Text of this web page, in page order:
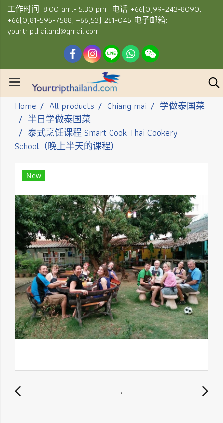
工作时间: 8.00 am.- 5.30 pm. 电话 +66(0)99-243-8090,
+66(0)81-595-7588, +66(53) 281-045 电子邮箱:
yourtripthailand@gmail.com
Home All products Chiang mai
学做泰国菜
半日学做泰国菜
泰式烹饪课程 Smart Cook Thai Cookery
School（晚上半天的课程）
New